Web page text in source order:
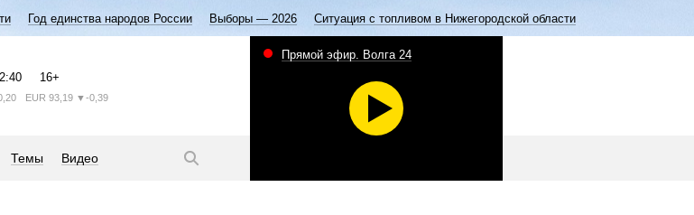
Год единства народов России Выборы — 2026 Ситуация с топливом в Нижегородской области
16+
EUR 93,19 ▼-0,39
Темы Видео
Прямой эфир. Волга 24